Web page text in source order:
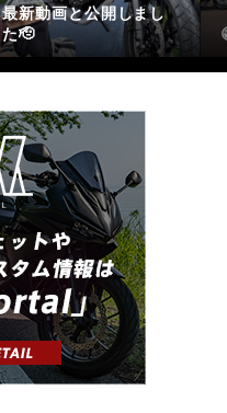
最新動画と公開しまし
た🫡